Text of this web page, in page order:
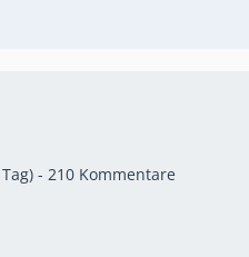
- 210 Kommentare